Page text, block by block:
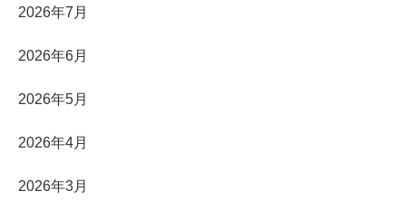
2026年7月
2026年6月
2026年5月
2026年4月
2026年3月